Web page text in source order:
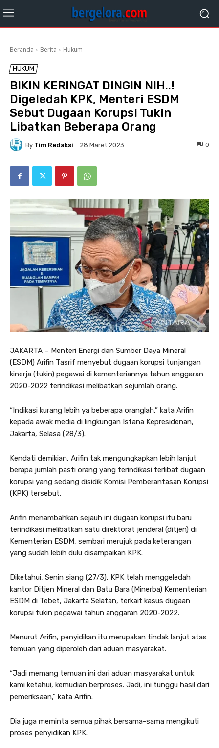
Beranda Berita Hukum
HUKUM
BIKIN KERINGAT DINGIN NIH..!
Digeledah KPK, Menteri ESDM
Sebut Dugaan Korupsi Tukin
Libatkan Beberapa Orang
By Tim Redaksi 28 Maret 2023 0
JAKARTA – Menteri Energi dan Sumber Daya Mineral
(ESDM) Arifin Tasrif menyebut dugaan korupsi tunjangan
kinerja (tukin) pegawai di kementeriannya tahun anggaran
2020-2022 terindikasi melibatkan sejumlah orang.
“Indikasi kurang lebih ya beberapa oranglah,” kata Arifin
kepada awak media di lingkungan Istana Kepresidenan,
Jakarta, Selasa (28/3).
Kendati demikian, Arifin tak mengungkapkan lebih lanjut
berapa jumlah pasti orang yang terindikasi terlibat dugaan
korupsi yang sedang disidik Komisi Pemberantasan Korupsi
(KPK) tersebut.
Arifin menambahkan sejauh ini dugaan korupsi itu baru
terindikasi melibatkan satu direktorat jenderal (ditjen) di
Kementerian ESDM, sembari merujuk pada keterangan
yang sudah lebih dulu disampaikan KPK.
Diketahui, Senin siang (27/3), KPK telah menggeledah
kantor Ditjen Mineral dan Batu Bara (Minerba) Kementerian
ESDM di Tebet, Jakarta Selatan, terkait kasus dugaan
korupsi tukin pegawai tahun anggaran 2020-2022.
Menurut Arifin, penyidikan itu merupakan tindak lanjut atas
temuan yang diperoleh dari aduan masyarakat.
“Jadi memang temuan ini dari aduan masyarakat untuk
kami ketahui, kemudian berproses. Jadi, ini tunggu hasil dari
pemeriksaan,” kata Arifin.
Dia juga meminta semua pihak bersama-sama mengikuti
proses penyidikan KPK.